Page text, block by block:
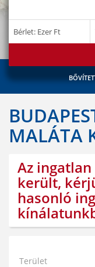
–
Bérlet: Ezer Ft
MALÁTA
Az
került,
hasonló
Terület